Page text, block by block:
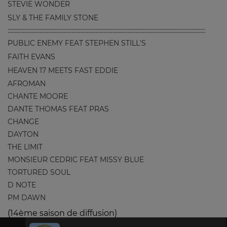
STEVIE WONDER
SLY & THE FAMILY STONE
::::::::::::::::::::::::::::::::::::::::::::::::::::::::::::::::::::::::::::::::::::::::::::::::::::::::::::::::::::::::::::::::::
PUBLIC ENEMY FEAT STEPHEN STILL'S
FAITH EVANS
HEAVEN 17 MEETS FAST EDDIE
AFROMAN
CHANTE MOORE
DANTE THOMAS FEAT PRAS
CHANGE
DAYTON
THE LIMIT
MONSIEUR CEDRIC FEAT MISSY BLUE
TORTURED SOUL
D NOTE
PM DAWN
(14ème saison de diffusion)